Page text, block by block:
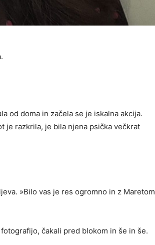
od doma in začela se je iskalna akcija.
je razkrila, je bila njena psička večkrat
»Bilo vas je res ogromno in z Maretom
čakali pred blokom in še in še.